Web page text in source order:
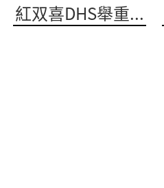
紅双喜DHS舉重...